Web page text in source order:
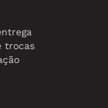
trocas